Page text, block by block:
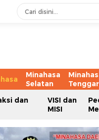
Minahasa
Selatan
dan
VISI dan
MISI